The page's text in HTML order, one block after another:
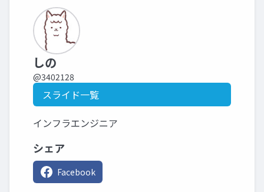
しの
@3402128
スライド一覧
インフラエンジニア
シェア
Facebook